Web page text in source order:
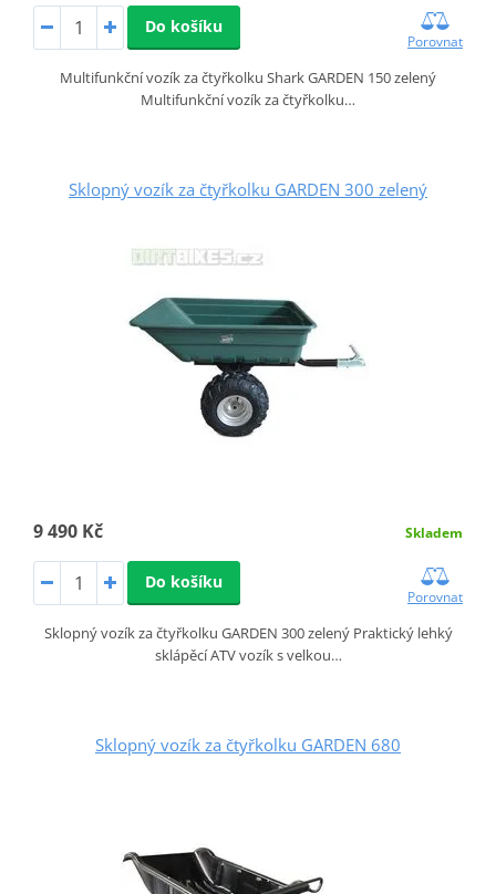
Do košíku
Porovnat
Multifunkční vozík za čtyřkolku Shark GARDEN 150 zelený
Multifunkční vozík za čtyřkolku…
Sklopný vozík za čtyřkolku GARDEN 300 zelený
9 490 Kč Skladem
Do košíku
Porovnat
Sklopný vozík za čtyřkolku GARDEN 300 zelený Praktický lehký
sklápěcí ATV vozík s velkou…
Sklopný vozík za čtyřkolku GARDEN 680